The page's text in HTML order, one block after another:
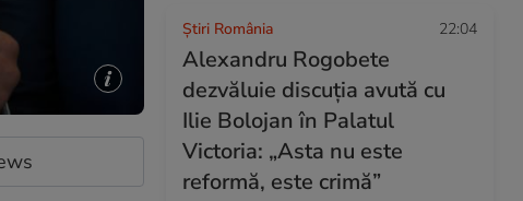
Știri România 22:04
Alexandru Rogobete
dezvăluie discuția avută cu
Ilie Bolojan în Palatul
Victoria: „Asta nu este
reformă, este crimă”